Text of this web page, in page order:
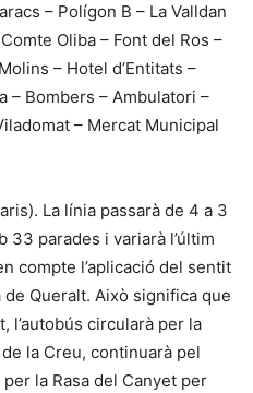
– Polígon B – La Valldan
Oliba – Font del Ros –
– Hotel d’Entitats –
– Bombers – Ambulatori –
– Mercat Municipal
La línia passarà de 4 a 3
33 parades i variarà l’últim
compte l’aplicació del sentit
Queralt. Això significa que
l’autobús circularà per la
la Creu, continuarà pel
la Rasa del Canyet per